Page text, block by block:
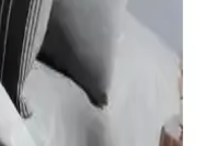
Kişilik Nevresim
olan Orpen ve Sona'nın
en uygun seçimi